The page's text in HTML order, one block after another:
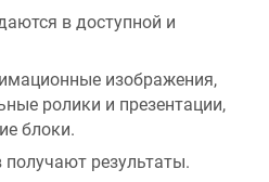
в доступной и
изображения,
ролики и презентации,
блоки.
результаты.